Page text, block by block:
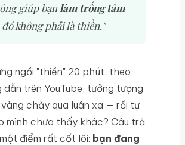
giúp bạnlàm trống tâm
không phải là thiền."
ngồi "thiền" 20 phút, theo
dẫn trên YouTube, tưởng tượng
chảy qua luân xa — rồi tự
mình chưa thấy khác? Câu trả
điểm rất cốt lõi: bạn đang